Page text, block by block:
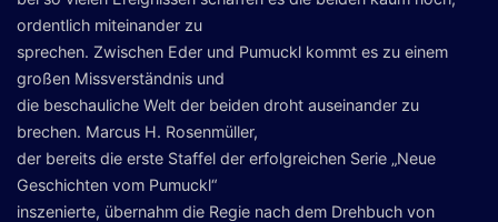
ordentlich miteinander zu
sprechen. Zwischen Eder und Pumuckl kommt es zu einem
großen Missverständnis und
die beschauliche Welt der beiden droht auseinander zu
brechen. Marcus H. Rosenmüller,
der bereits die erste Staffel der erfolgreichen Serie „Neue
Geschichten vom Pumuckl“
inszenierte, übernahm die Regie nach dem Drehbuch von